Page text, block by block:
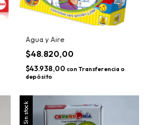
Agua y Aire
$48.820,00
$43.938,00 con Transferencia o
depósito
Sin stock